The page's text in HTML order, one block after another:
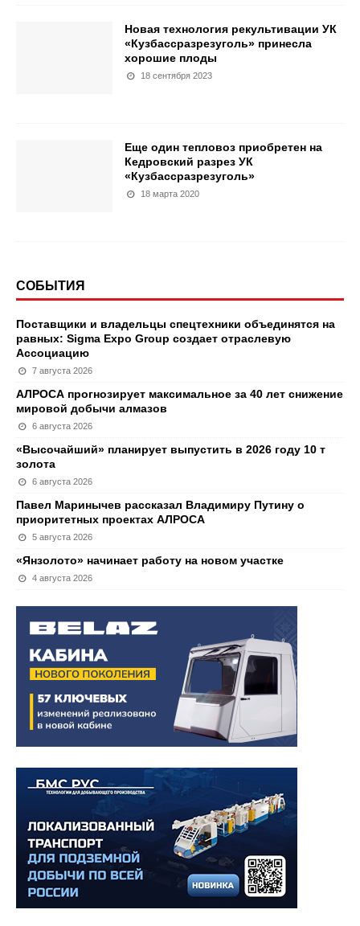
Новая технология рекультивации УК
«Кузбассразрезуголь» принесла
хорошие плоды
18 сентября 2023
Еще один тепловоз приобретен на
Кедровский разрез УК
«Кузбассразрезуголь»
18 марта 2020
СОБЫТИЯ
Поставщики и владельцы спецтехники объединятся на
равных: Sigma Expo Group создает отраслевую
Ассоциацию
7 августа 2026
АЛРОСА прогнозирует максимальное за 40 лет снижение
мировой добычи алмазов
6 августа 2026
«Высочайший» планирует выпустить в 2026 году 10 т
золота
6 августа 2026
Павел Маринычев рассказал Владимиру Путину о
приоритетных проектах АЛРОСА
5 августа 2026
«Янзолото» начинает работу на новом участке
4 августа 2026